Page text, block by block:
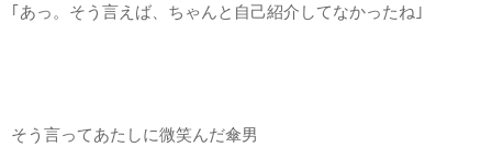
｢あっ。そう言えば、ちゃんと自己紹介してなかったね｣
そう言ってあたしに微笑んだ傘男